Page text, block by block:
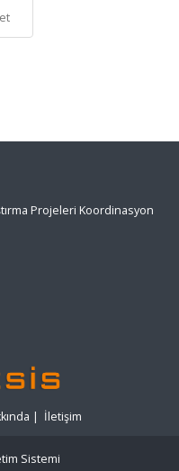
Projeleri Koordinasyon
| İletişim
Sistemi